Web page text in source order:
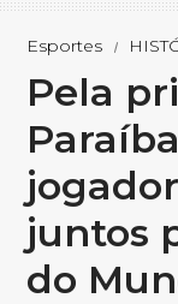
Esportes
Pela
juntos
do